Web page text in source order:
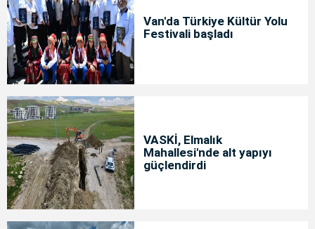
Van'da Türkiye Kültür Yolu
Festivali başladı
VASKİ, Elmalık
Mahallesi'nde alt yapıyı
güçlendirdi